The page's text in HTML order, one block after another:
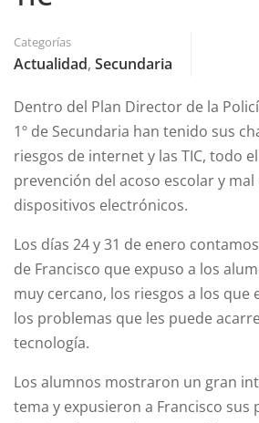
Categorías
Actualidad, Secundaria
Dentro del Plan Director de la
1º de Secundaria han tenido sus
riesgos de internet y las TIC, todo
prevención del acoso escolar y mal
dispositivos electrónicos.
Los días 24 y 31 de enero
de Francisco que expuso a los
muy cercano, los riesgos a los que
los problemas que les puede
tecnología.
Los alumnos mostraron un gran
tema y expusieron a Francisco sus